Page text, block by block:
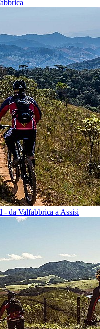
- da Valfabbrica a Assisi